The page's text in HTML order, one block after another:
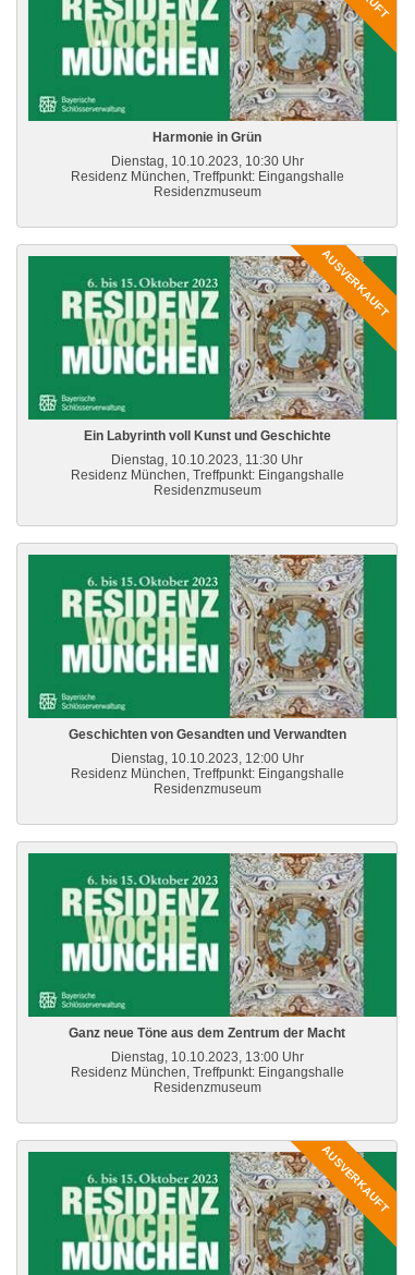
Harmonie in Grün
Dienstag, 10.10.2023, 10:30 Uhr
Residenz München, Treffpunkt: Eingangshalle
Residenzmuseum
AUSVERKAUFT
Ein Labyrinth voll Kunst und Geschichte
Dienstag, 10.10.2023, 11:30 Uhr
Residenz München, Treffpunkt: Eingangshalle
Residenzmuseum
Geschichten von Gesandten und Verwandten
Dienstag, 10.10.2023, 12:00 Uhr
Residenz München, Treffpunkt: Eingangshalle
Residenzmuseum
Ganz neue Töne aus dem Zentrum der Macht
Dienstag, 10.10.2023, 13:00 Uhr
Residenz München, Treffpunkt: Eingangshalle
Residenzmuseum
AUSVERKAUFT